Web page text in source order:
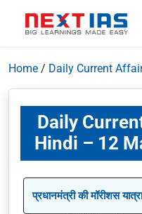
Home / Daily Current
Daily
Hindi – 12
प्रधानमंत्री की मॉरीशस यात्रा